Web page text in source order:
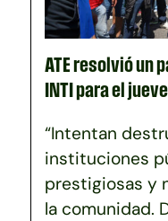
ATE resolvió un
INTI para el
“Intentan
instituciones
prestigiosas y
la comunidad.